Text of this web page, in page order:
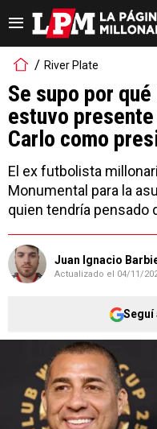
River Plate
Se supo por
estuvo
Carlo como
El ex futbolista
Monumental para la
quien tendría pensado
Juan Ignacio
Actualizado el 04/11/
Seguí